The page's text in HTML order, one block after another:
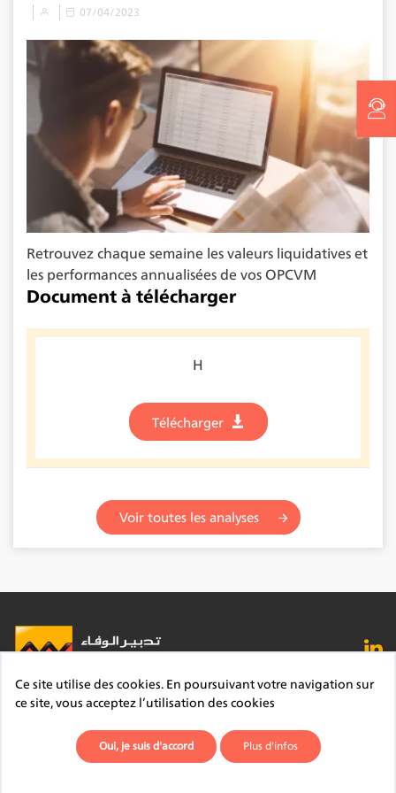
07/04/2023
Retrouvez chaque semaine les valeurs liquidatives et
les performances annualisées de vos OPCVM
Document à télécharger
H
Télécharger
Voir toutes les analyses
FAQ Lexique Contact
Mentions légales
Site du Groupe
Plan du site Déontologie
Ce site utilise des cookies. En poursuivant votre navigation sur
ce site, vous acceptez l’utilisation des cookies
Oui, je suis d'accord Plus d'infos